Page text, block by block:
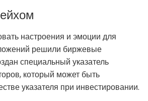
настроения и эмоции для
решили биржевые
специальный указатель
который может быть
указателя при инвестировании.